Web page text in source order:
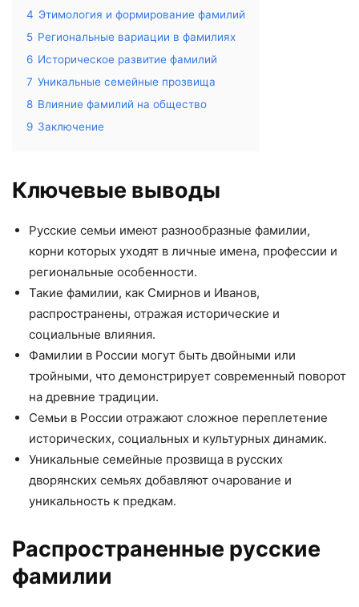
4 Этимология и формирование фамилий
5 Региональные вариации в фамилиях
6 Историческое развитие фамилий
7 Уникальные семейные прозвища
8 Влияние фамилий на общество
9 Заключение
Ключевые выводы
Русские семьи имеют разнообразные фамилии,
корни которых уходят в личные имена, профессии и
региональные особенности.
Такие фамилии, как Смирнов и Иванов,
распространены, отражая исторические и
социальные влияния.
Фамилии в России могут быть двойными или
тройными, что демонстрирует современный поворот
на древние традиции.
Семьи в России отражают сложное переплетение
исторических, социальных и культурных динамик.
Уникальные семейные прозвища в русских
дворянских семьях добавляют очарование и
уникальность к предкам.
Распространенные русские
фамилии